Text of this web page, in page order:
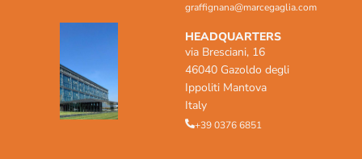
graffignana@marcegaglia.com
HEADQUARTERS
via Bresciani, 16
46040 Gazoldo degli
Ippoliti Mantova
Italy
+39 0376 6851